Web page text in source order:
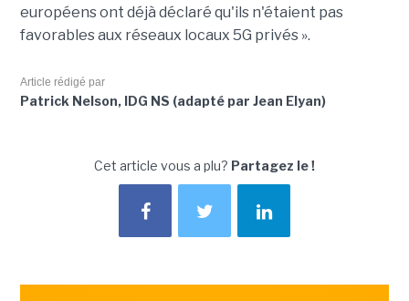
européens ont déjà déclaré qu'ils n'étaient pas
favorables aux réseaux locaux 5G privés ».
Article rédigé par
Patrick Nelson, IDG NS (adapté par Jean Elyan)
Cet article vous a plu? Partagez le !